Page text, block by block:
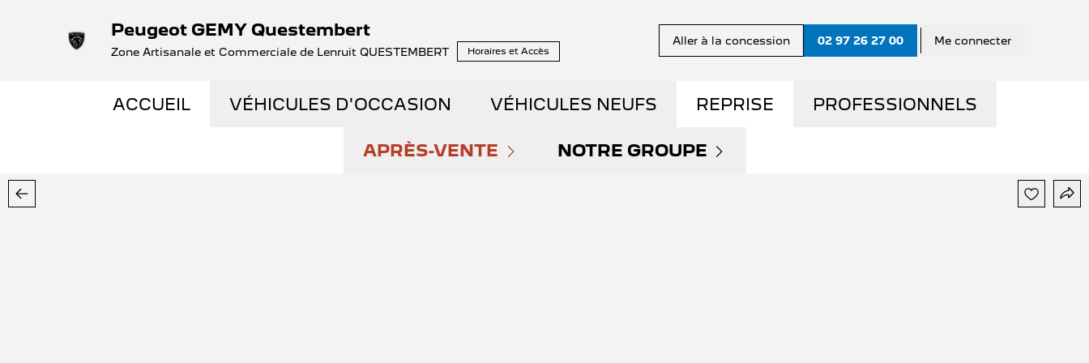
Peugeot GEMY Questembert
Zone Artisanale et Commerciale de Lenruit QUESTEMBERT Horaires et Accès
Aller à la concession 02 97 26 27 00 Me connecter
ACCUEIL VÉHICULES D'OCCASION
NOS OCCASIONS EN STOCK
VÉHICULES NEUFS
DÉCOUVREZ NOTRE GAMME
REPRISE PROFESSIONNELS
UTILITAIRES D'OCCASION
APRÈS-VENTE NOTRE GROUPE